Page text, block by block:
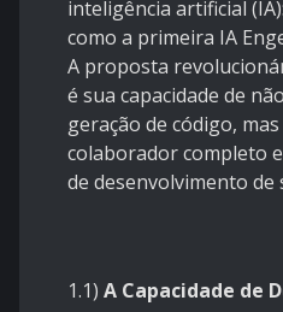
inteligência artificial
como a primeira IA
A proposta
é sua capacidade de
geração de código,
colaborador completo
de desenvolvimento de
1.1) A Capacidade de